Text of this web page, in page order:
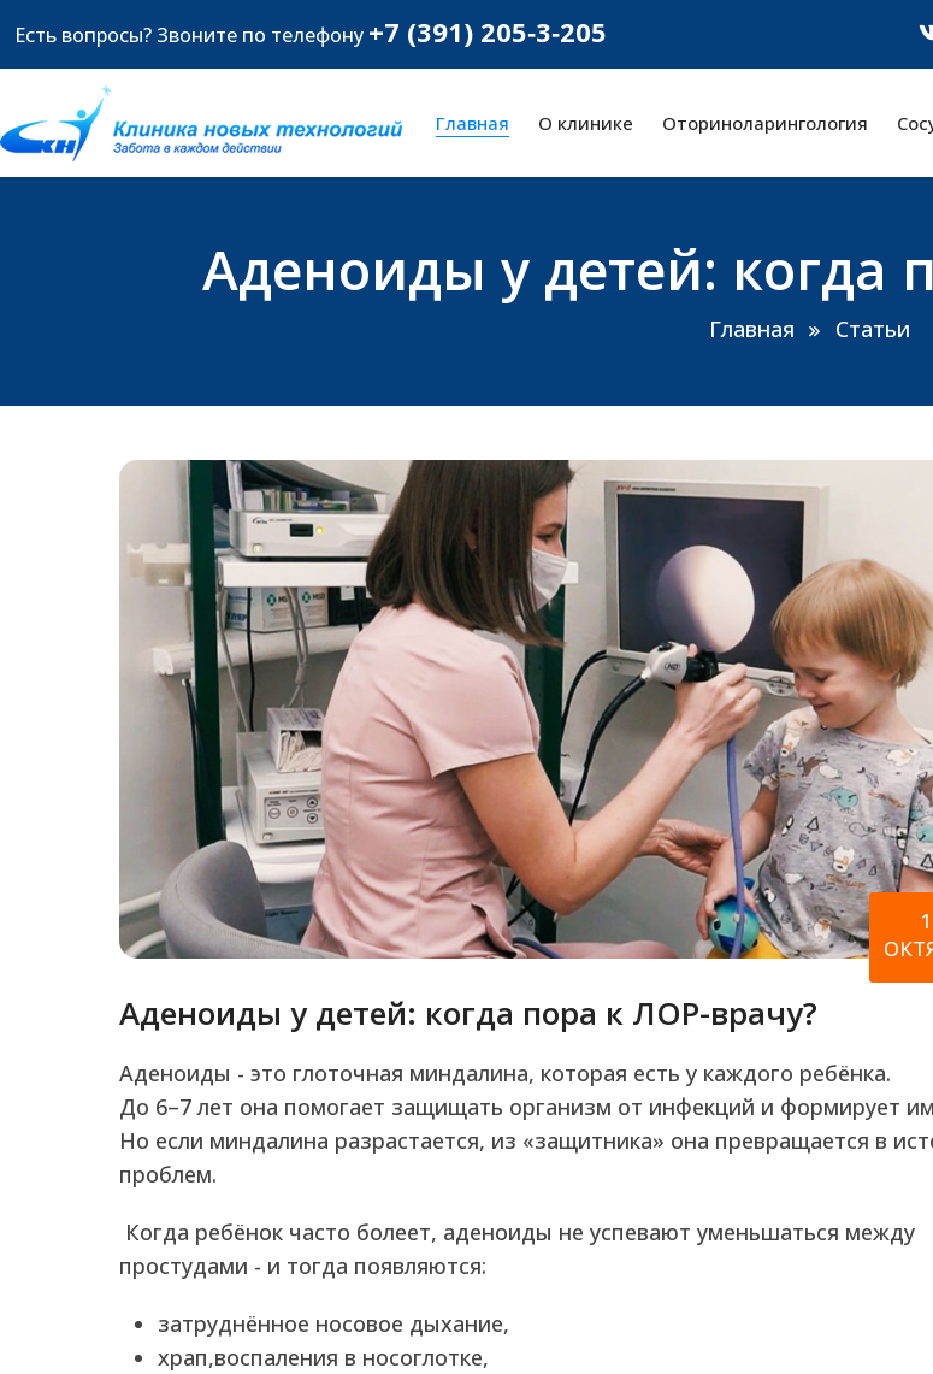
Есть вопросы? Звоните по телефону +7 (391) 205‑3‑205
Главная О клинике Оториноларингология
Аденоиды у детей: когда
Главная Статьи
Аденоиды у детей: когда пора к ЛОР-врачу?
Аденоиды - это глоточная миндалина, которая есть у каждого ребёнка.
До 6–7 лет она помогает защищать организм от инфекций и формирует
Но если миндалина разрастается, из «защитника» она превращается в
проблем.
Когда ребёнок часто болеет, аденоиды не успевают уменьшаться между
простудами - и тогда появляются:
затруднённое носовое дыхание,
храп,воспаления в носоглотке,